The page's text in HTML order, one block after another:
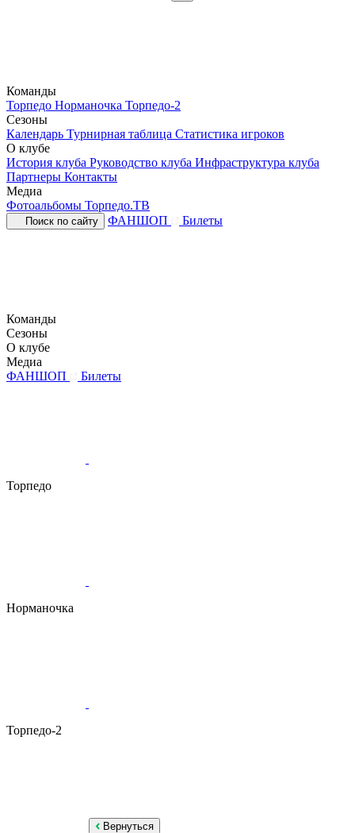
Команды
Торпедо Норманочка Торпедо-2
Сезоны
Календарь Турнирная таблица Статистика игроков
О клубе
История клуба Руководство клуба Инфраструктура клуба
Партнеры Контакты
Медиа
Фотоальбомы Торпедо.ТВ
Поиск по сайту ФАНШОП Билеты
Команды
Сезоны
О клубе
Медиа
ФАНШОП
Билеты
Торпедо
Норманочка
Торпедо-2
Вернуться